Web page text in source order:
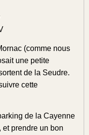
(comme nous
une petite
de la Seudre.
cette
de la Cayenne
et prendre un bon